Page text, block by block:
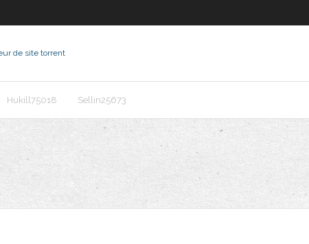
de site torrent
Hukill75018 Sellin25673